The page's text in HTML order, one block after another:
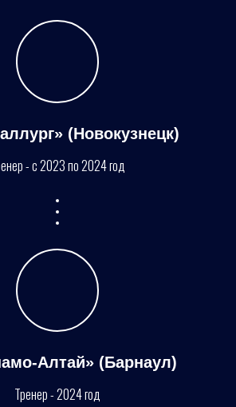
(Новокузнецк)
- с 2023 по 2024 год
Алтай» (Барнаул)
Тренер - 2024 год